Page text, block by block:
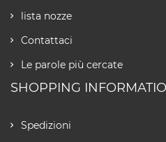
lista nozze
Contattaci
Le parole più cercate
SHOPPING
Spedizioni